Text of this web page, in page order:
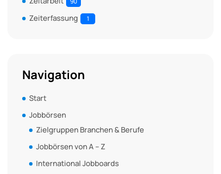
Zeiterfassung 1
Navigation
Start
Jobbörsen
Zielgruppen Branchen & Berufe
Jobbörsen von A – Z
International Jobboards